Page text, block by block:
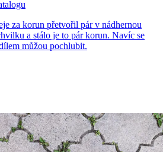
za korun přetvořil pár v nádhernou
a stálo je to pár korun. Navíc se
můžou pochlubit.